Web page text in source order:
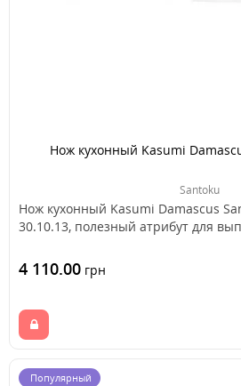
Нож кухонный Kasumi
Santoku
Нож кухонный Kasumi Damascus
30.10.13, полезный атрибут для
4 110.00 грн
Популярный